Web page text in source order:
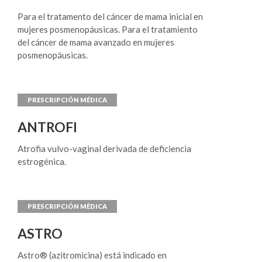
Para el tratamento del cáncer de mama inicial en
mujeres posmenopáusicas. Para el tratamiento
del cáncer de mama avanzado en mujeres
posmenopáusicas.
ANTROFI
Atrofia vulvo-vaginal derivada de deficiencia
estrogénica.
ASTRO
Astro® (azitromicina) está indicado en